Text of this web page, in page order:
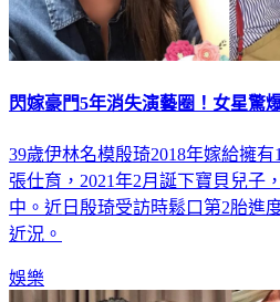
閃嫁豪門5年消失演藝圈！女星驚
39歲伊林名模殷琦2018年嫁給擁
張仕育，2021年2月誕下寶貝兒子
中。近日殷琦受訪時鬆口第2胎進
近況。
娛樂